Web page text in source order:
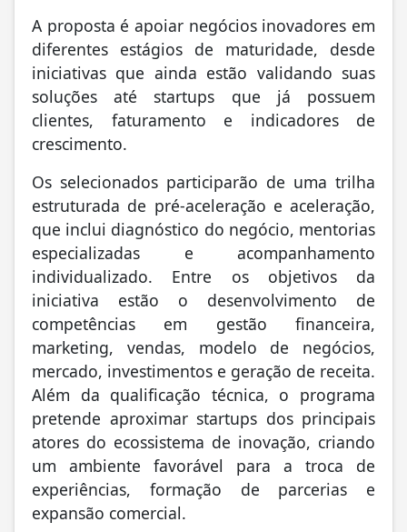
A proposta é apoiar negócios inovadores em
diferentes estágios de maturidade, desde
iniciativas que ainda estão validando suas
soluções até startups que já possuem
clientes, faturamento e indicadores de
crescimento.
Os selecionados participarão de uma trilha
estruturada de pré-aceleração e aceleração,
que inclui diagnóstico do negócio, mentorias
especializadas e acompanhamento
individualizado. Entre os objetivos da
iniciativa estão o desenvolvimento de
competências em gestão financeira,
marketing, vendas, modelo de negócios,
mercado, investimentos e geração de receita.
Além da qualificação técnica, o programa
pretende aproximar startups dos principais
atores do ecossistema de inovação, criando
um ambiente favorável para a troca de
experiências, formação de parcerias e
expansão comercial.